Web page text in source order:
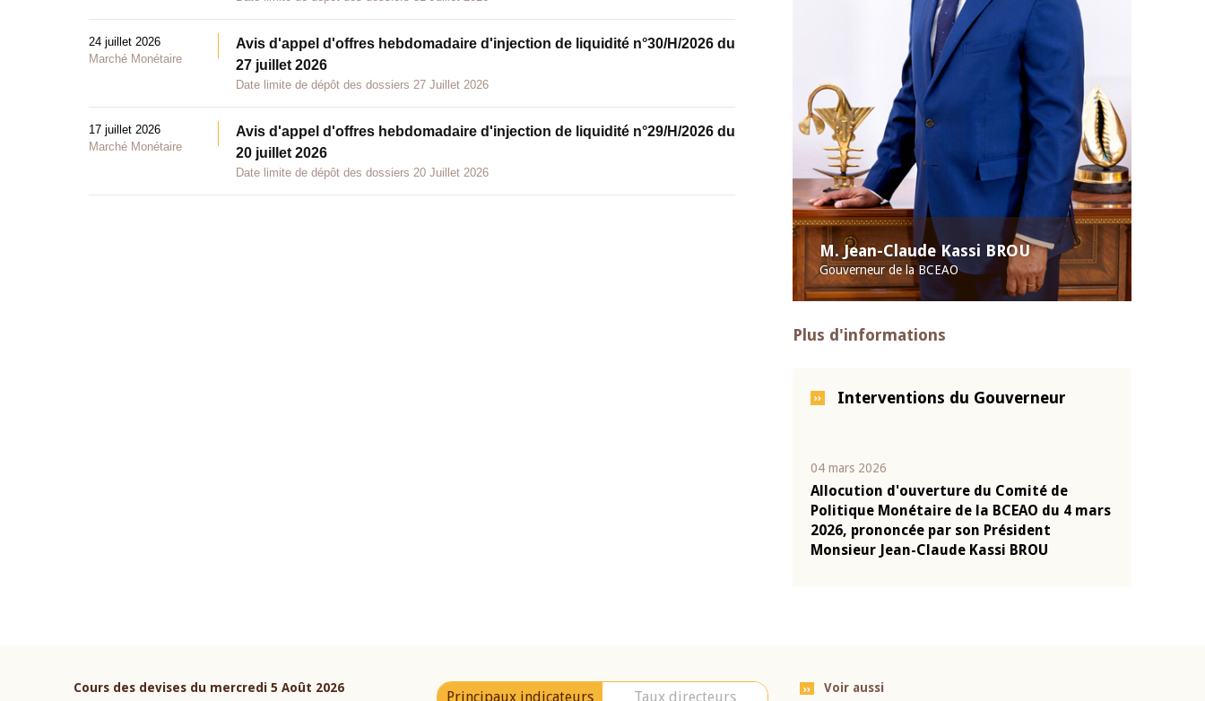
M. Jean-Claude Kassi BROU
Gouverneur de la BCEAO
Plus d'informations
Interventions du Gouverneur
04 mars 2026
Allocution d'ouverture du Comité de
Politique Monétaire de la BCEAO du 4 mars
2026, prononcée par son Président
Monsieur Jean-Claude Kassi BROU
24 juillet 2026
Marché Monétaire
Avis d'appel d'offres hebdomadaire d'injection de liquidité n°30/H/2026 du
27 juillet 2026
Date limite de dépôt des dossiers 27 Juillet 2026
17 juillet 2026
Marché Monétaire
Avis d'appel d'offres hebdomadaire d'injection de liquidité n°29/H/2026 du
20 juillet 2026
Date limite de dépôt des dossiers 20 Juillet 2026
Cours des devises du mercredi 5 Août 2026
Principaux indicateurs Taux directeurs
Voir aussi